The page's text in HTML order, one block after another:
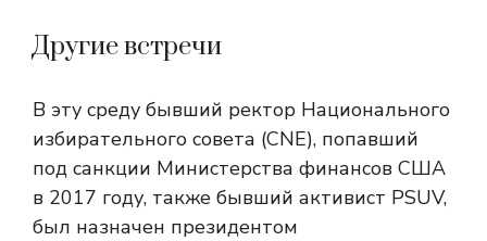
Другие встречи
В эту среду бывший ректор Национального
избирательного совета (CNE), попавший
под санкции Министерства финансов США
в 2017 году, также бывший активист PSUV,
был назначен президентом